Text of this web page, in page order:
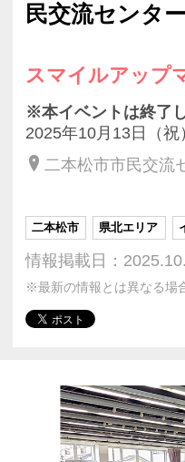
民交流センタ
スマイルアップ
※本イベントは終了し
2025年10月13日（祝
二本松市市民交流
二本松市 県北エリア
情報掲載日：
※最新の情報とは異なる場